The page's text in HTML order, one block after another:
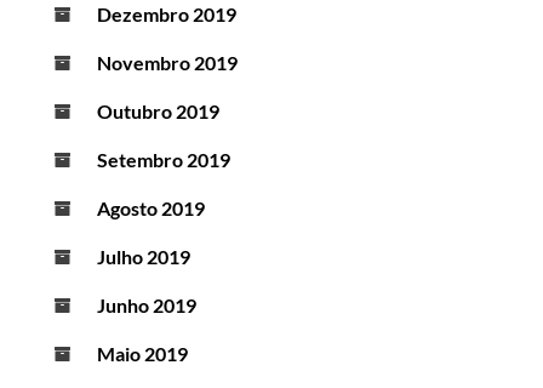
Dezembro 2019
Novembro 2019
Outubro 2019
Setembro 2019
Agosto 2019
Julho 2019
Junho 2019
Maio 2019